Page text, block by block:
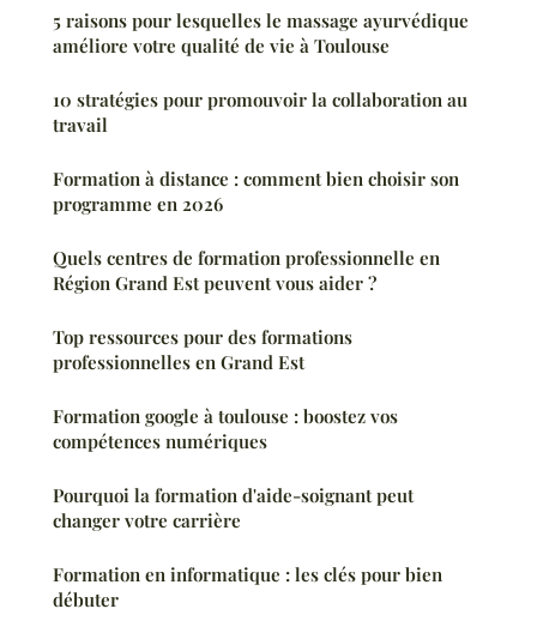
5 raisons pour lesquelles le massage ayurvédique
améliore votre qualité de vie à Toulouse
10 stratégies pour promouvoir la collaboration au
travail
Formation à distance : comment bien choisir son
programme en 2026
Quels centres de formation professionnelle en
Région Grand Est peuvent vous aider ?
Top ressources pour des formations
professionnelles en Grand Est
Formation google à toulouse : boostez vos
compétences numériques
Pourquoi la formation d'aide-soignant peut
changer votre carrière
Formation en informatique : les clés pour bien
débuter